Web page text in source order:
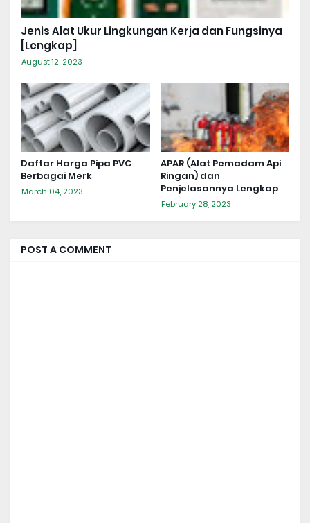
Jenis Alat Ukur Lingkungan Kerja dan Fungsinya
[Lengkap]
August 12, 2023
Daftar Harga Pipa PVC
Berbagai Merk
March 04, 2023
APAR (Alat Pemadam Api
Ringan) dan
Penjelasannya Lengkap
February 28, 2023
POST A COMMENT